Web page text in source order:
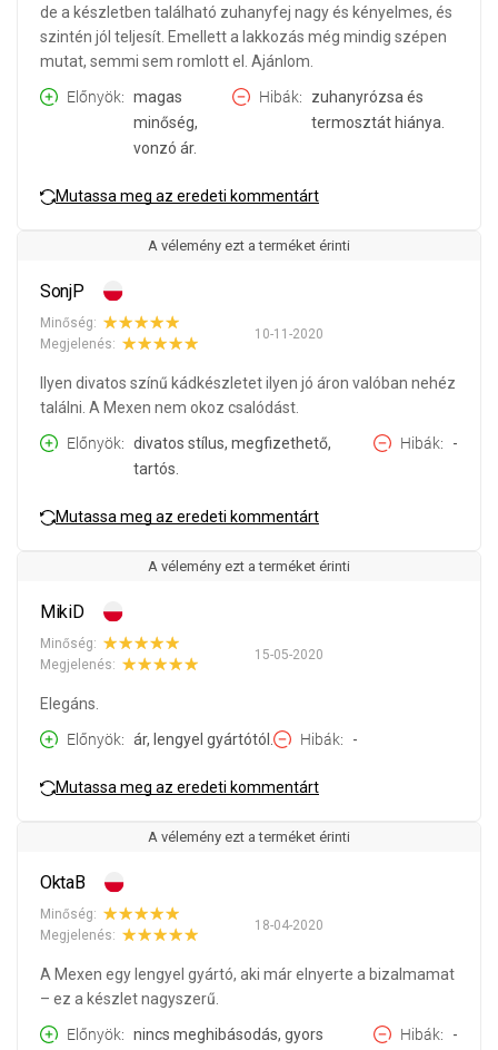
de a készletben található zuhanyfej nagy és kényelmes, és
szintén jól teljesít. Emellett a lakkozás még mindig szépen
mutat, semmi sem romlott el. Ajánlom.
Előnyök
magas
minőség,
vonzó ár.
Hibák
zuhanyrózsa és
termosztát hiánya.
Mutassa meg az eredeti kommentárt
A vélemény ezt a terméket érinti
SonjP
10-11-2020
Minőség:
Megjelenés:
Ilyen divatos színű kádkészletet ilyen jó áron valóban nehéz
találni. A Mexen nem okoz csalódást.
Előnyök
divatos stílus, megfizethető,
tartós.
Hibák -
Mutassa meg az eredeti kommentárt
A vélemény ezt a terméket érinti
MikiD
15-05-2020
Minőség:
Megjelenés:
Elegáns.
Előnyök
ár, lengyel gyártótól. Hibák -
Mutassa meg az eredeti kommentárt
A vélemény ezt a terméket érinti
OktaB
18-04-2020
Minőség:
Megjelenés:
A Mexen egy lengyel gyártó, aki már elnyerte a bizalmamat
– ez a készlet nagyszerű.
Előnyök
nincs meghibásodás, gyors
Hibák -